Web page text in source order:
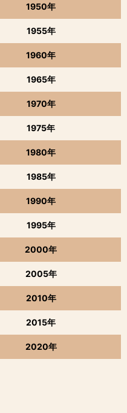
1950年
1955年
1960年
1965年
1970年
1975年
1980年
1985年
1990年
1995年
2000年
2005年
2010年
2015年
2020年